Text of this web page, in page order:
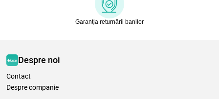
Garanţia returnării banilor
Despre noi
Contact
Despre companie